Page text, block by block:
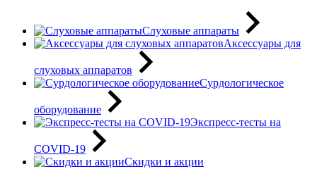
Слуховые аппараты
Аксессуары для
слуховых аппаратов
Сурдологическое
оборудование
Экспресс-тесты на
COVID-19
Скидки и акции